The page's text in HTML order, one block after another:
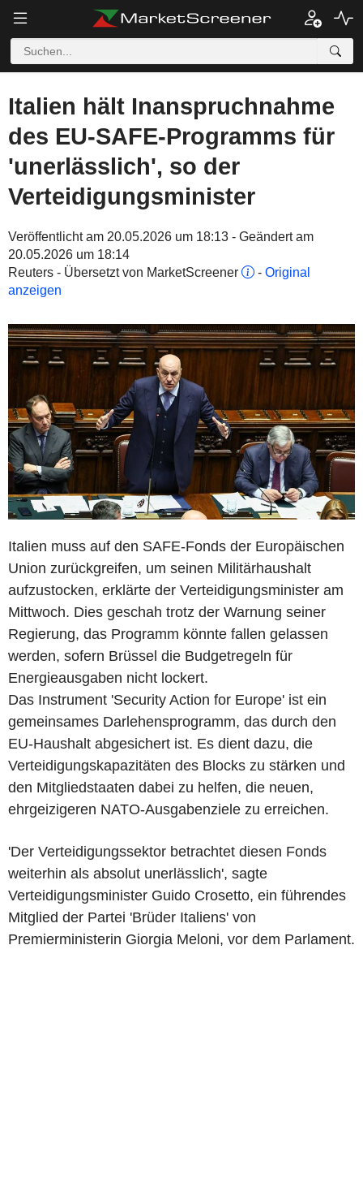
Italien hält Inanspruchnahme
des EU-SAFE-Programms für
'unerlässlich', so der
Verteidigungsminister
Veröffentlicht am 20.05.2026 um 18:13 - Geändert am
20.05.2026 um 18:14
Reuters - Übersetzt von MarketScreener
- Original
anzeigen
Italien muss auf den SAFE-Fonds der Europäischen
Union zurückgreifen, um seinen Militärhaushalt
aufzustocken, erklärte der Verteidigungsminister am
Mittwoch. Dies geschah trotz der Warnung seiner
Regierung, das Programm könnte fallen gelassen
werden, sofern Brüssel die Budgetregeln für
Energieausgaben nicht lockert.
Das Instrument 'Security Action for Europe' ist ein
gemeinsames Darlehensprogramm, das durch den
EU-Haushalt abgesichert ist. Es dient dazu, die
Verteidigungskapazitäten des Blocks zu stärken und
den Mitgliedstaaten dabei zu helfen, die neuen,
ehrgeizigeren NATO-Ausgabenziele zu erreichen.
'Der Verteidigungssektor betrachtet diesen Fonds
weiterhin als absolut unerlässlich', sagte
Verteidigungsminister Guido Crosetto, ein führendes
Mitglied der Partei 'Brüder Italiens' von
Premierministerin Giorgia Meloni, vor dem Parlament.